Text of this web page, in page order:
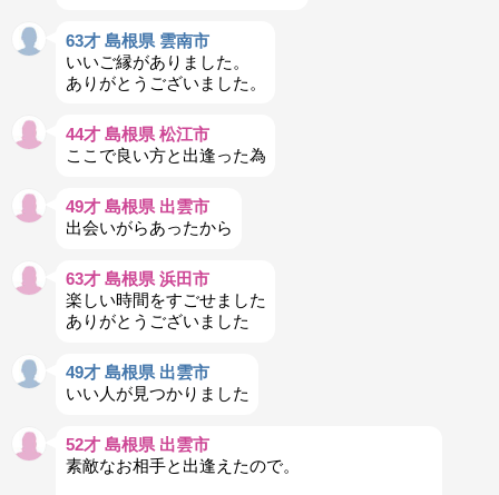
63才 島根県 雲南市
いいご縁がありました。
ありがとうございました。
44才 島根県 松江市
ここで良い方と出逢った為
49才 島根県 出雲市
出会いがらあったから
63才 島根県 浜田市
楽しい時間をすごせました
ありがとうございました
49才 島根県 出雲市
いい人が見つかりました
52才 島根県 出雲市
素敵なお相手と出逢えたので。